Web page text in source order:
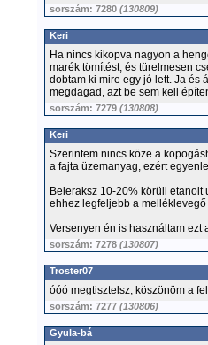
sorszám: 7280 (130809)
Keri
Ha nincs kikopva nagyon a
marék tömítést, és türelmesen
dobtam ki mire egy jó lett. Ja és
megdagad, azt be sem kell
sorszám: 7279 (130808)
Keri
Szerintem nincs köze a
a fajta üzemanyag, ezért
Beleraksz 10-20% körüli
ehhez legfeljebb a
Versenyen én is használtam ezt
sorszám: 7278 (130807)
Troster07
óóó megtisztelsz, köszönöm a
sorszám: 7277 (130806)
Gyula-bá